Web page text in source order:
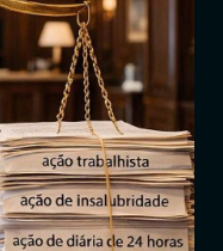
Jornais
Notícias
Entrar